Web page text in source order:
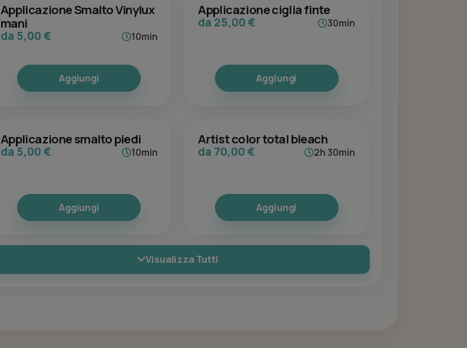
Applicazione Smalto Vinylux
mani
da 5,00 € 10min
Aggiungi
Applicazione ciglia finte
da 25,00 € 30min
Aggiungi
Applicazione smalto piedi
da 5,00 € 10min
Aggiungi
Artist color total bleach
da 70,00 € 2h 30min
Aggiungi
Visualizza Tutti